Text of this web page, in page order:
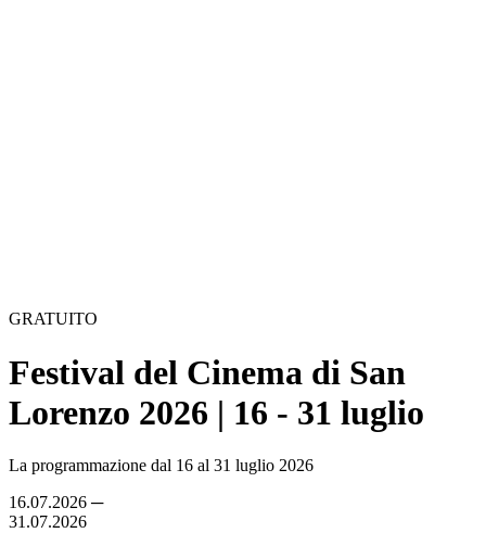
GRATUITO
Festival del Cinema di San
Lorenzo 2026 | 16 - 31 luglio
La programmazione dal 16 al 31 luglio 2026
16.07.2026 ─
31.07.2026